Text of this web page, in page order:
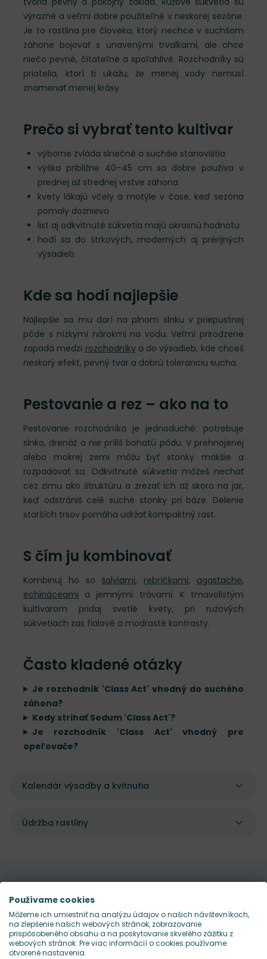
výrazné a veľmi dobre použiteľné v neskorej sezóne.
Je to rastlina pre človeka, ktorý nechce v suchšom
záhone bojovať s unavenými trvalkami, ale chce
niečo pevné, čitateľné a spoľahlivé. Rozchodníky sú
priatelia, ktorí ti ukážu, že menej vody nemusí
znamenať menej krásy.
Prečo si vybrať tento kultivar
výborne zvláda slnečné a suchšie stanovištia
výška približne 40–45 cm sa dobre používa v
prednej až strednej vrstve záhona
kvety lákajú včely a motýle v čase, keď sezóna
pomaly doznieva
list aj odkvitnuté súkvetia majú okrasnú hodnotu
hodí sa do štrkových, moderných aj prérijných
výsadieb
Kde sa hodí najlepšie
Najlepšie sa mu darí na plnom slnku v priepustnej
pôde s nízkymi nárokmi na vodu. Veľmi prirodzene
zapadá medzi rozchodníkya do výsadieb, kde chceš
neskorý efekt, pevný tvar a dobrú toleranciu sucha.
Pestovanie a rez – ako na to
Pestovanie rozchodníka je jednoduché: potrebuje
slnko, drenáž a nie príliš bohatú pôdu. V prehnojenej
alebo mokrej zemi môžu byť stonky mäkšie a
rozpadávať sa. Odkvitnuté súkvetia môžeš nechať
cez zimu ako štruktúru a zrezať ich až skoro na jar,
keď odstrániš celé suché stonky pri báze. Delenie
starších trsov pomáha udržať kompaktný rast.
S čím ju kombinovať
Kombinuj ho so šalviami, rebríčkami, agastache,
echináceami a jemnými trávami. K tmavolistým
kultivarom pridaj svetlé kvety, pri ružových
súkvetiach zas fialové a modrasté kontrasty.
Často kladené otázky
Je rozchodník 'Class Act' vhodný do suchého
záhona?
Kedy strihať Sedum 'Class Act'?
Je rozchodník 'Class Act' vhodný pre
opeľovače?
Kalendár výsadby a kvitnutia
Údržba rastliny
Pekne sa dopĺňajú s
Používame cookies
Môžeme ich umiestniť na analýzu údajov o našich návštevníkoch,
na zlepšenie našich webových stránok, zobrazovanie
prispôsobeného obsahu a na poskytovanie skvelého zážitku z
webových stránok. Pre viac informácií o cookies používame
otvorené nastavenia.